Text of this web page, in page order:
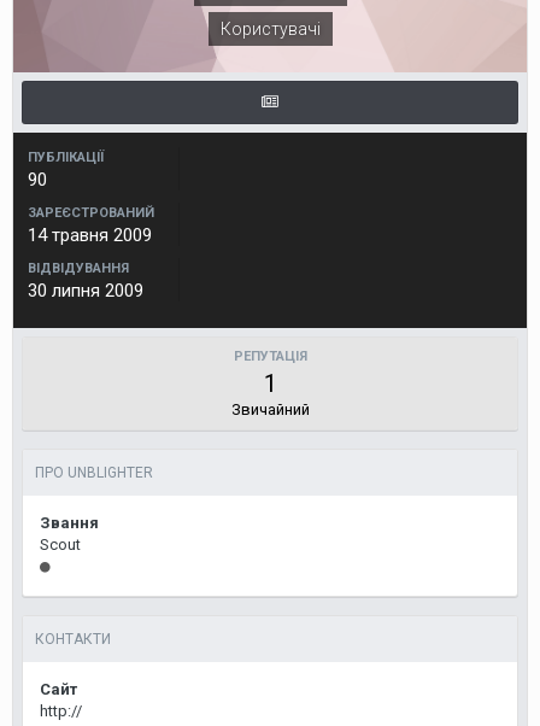
Користувачі
ПУБЛІКАЦІЇ
90
ЗАРЕЄСТРОВАНИЙ
14 травня 2009
ВІДВІДУВАННЯ
30 липня 2009
РЕПУТАЦІЯ
1
Звичайний
ПРО UNBLIGHTER
Звання
Scout
КОНТАКТИ
Сайт
http://